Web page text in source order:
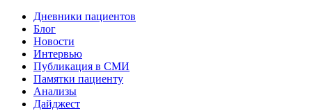
Дневники пациентов
Блог
Новости
Интервью
Публикация в СМИ
Памятки пациенту
Анализы
Дайджест